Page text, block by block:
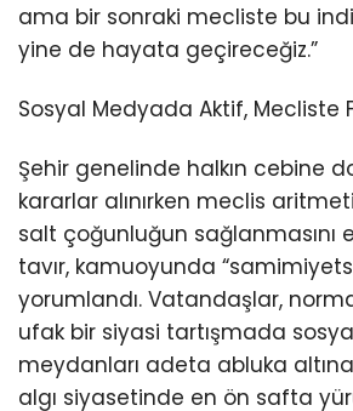
ama bir sonraki mecliste bu
yine de hayata geçireceğiz.”
Sosyal Medyada Aktif, Mecliste
Şehir genelinde halkın cebine
kararlar alınırken meclis
salt çoğunluğun sağlanmasını
tavır, kamuoyunda
yorumlandı. Vatandaşlar,
ufak bir siyasi tartışmada
meydanları adeta abluka
algı siyasetinde en ön safta